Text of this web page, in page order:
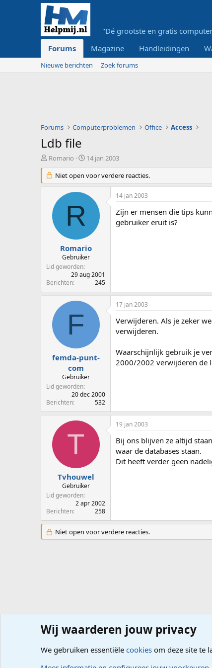
"Dé grootste en gratis
Forums
Magazine Handleidingen
Nieuwe berichten Zoek forums
Forums Computerproblemen Office Access
Ldb file
O
d
e
r
e
r
Romario
S
a
r
t
m
14 jan 2003
Niet open voor verdere reacties.
R
Romario
Gebruiker
Lid geworden
29 aug 2001
Berichten
245
14 jan 2003
Zijn er mensen die tips
gebruiker eruit is?
F
femda-punt-
com
Gebruiker
Lid geworden
20 dec 2000
Berichten
532
17 jan 2003
Verwijderen. Als je zeker
verwijderen.
Waarschijnlijk gebruik je
2000/2002 verwijderen de
T
Tvhouwel
Gebruiker
Lid geworden
2 apr 2002
Berichten
258
19 jan 2003
Bij ons blijven ze altijd
waar de databases staan.
Dit heeft verder geen
Niet open voor verdere reacties.
Forums Computerproblemen Office Access
Wij waarderen jouw privacy
We gebruiken essentiële cookies om deze site te